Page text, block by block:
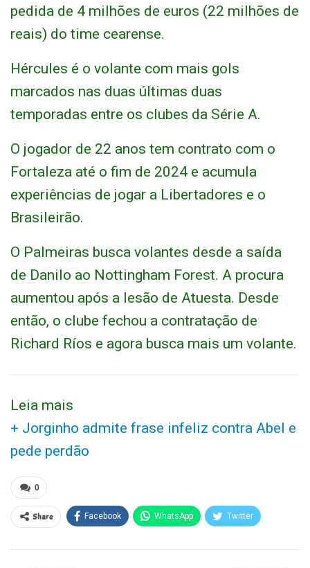
pedida de 4 milhões de euros (22 milhões de
reais) do time cearense.
Hércules é o volante com mais gols
marcados nas duas últimas duas
temporadas entre os clubes da Série A.
O jogador de 22 anos tem contrato com o
Fortaleza até o fim de 2024 e acumula
experiências de jogar a Libertadores e o
Brasileirão.
O Palmeiras busca volantes desde a saída
de Danilo ao Nottingham Forest. A procura
aumentou após a lesão de Atuesta. Desde
então, o clube fechou a contratação de
Richard Ríos e agora busca mais um volante.
Leia mais
+ Jorginho admite frase infeliz contra Abel e
pede perdão
0
Share Facebook WhatsApp Twitter